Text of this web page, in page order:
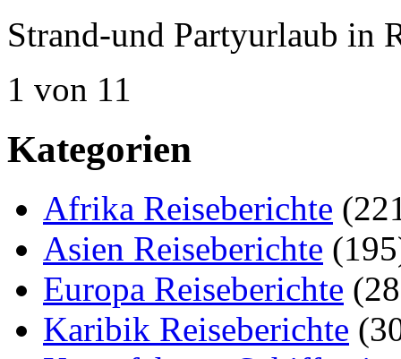
Strand-und Partyurlaub in
1 von 11
Kategorien
Afrika Reiseberichte
Asien Reiseberichte
Europa Reiseberichte
Karibik Reiseberichte